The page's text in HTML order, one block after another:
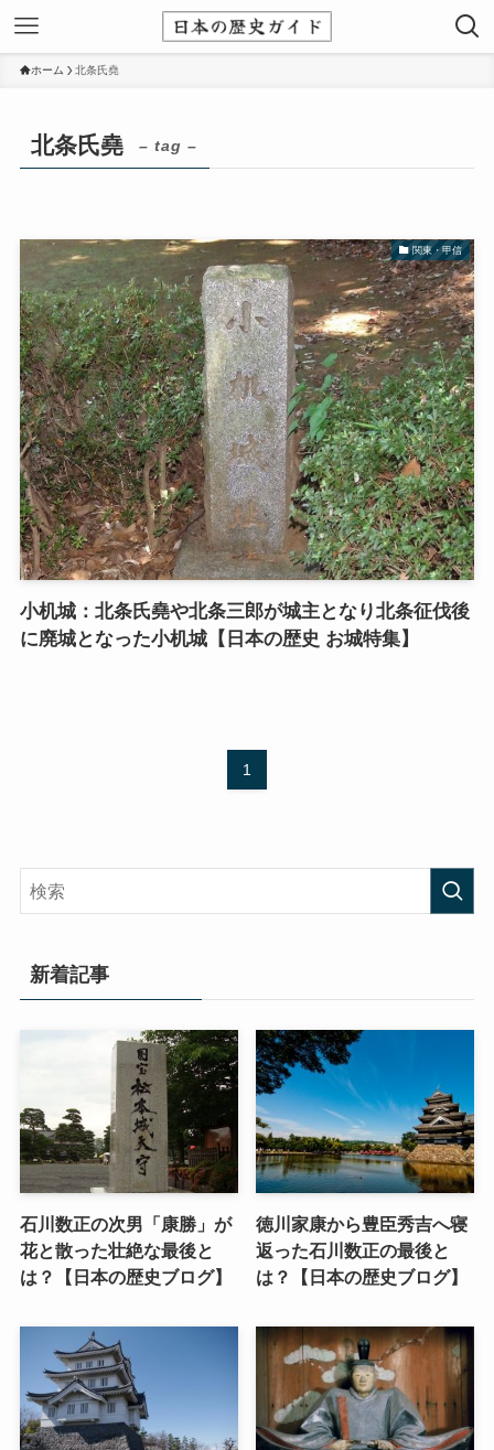
ホーム 北条氏堯
北条氏堯 – tag –
関東・甲信
小机城：北条氏堯や北条三郎が城主となり北条征伐後
に廃城となった小机城【日本の歴史 お城特集】
1
新着記事
石川数正の次男「康勝」が
花と散った壮絶な最後と
は？【日本の歴史ブログ】
徳川家康から豊臣秀吉へ寝
返った石川数正の最後と
は？【日本の歴史ブログ】